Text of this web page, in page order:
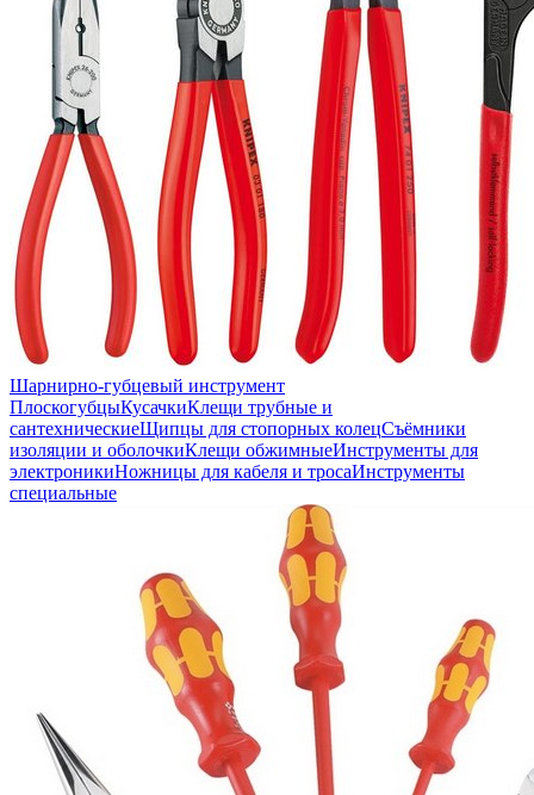
Шарнирно-губцевый инструмент
ПлоскогубцыКусачкиКлещи трубные и
сантехническиеЩипцы для стопорных колецСъёмники
изоляции и оболочкиКлещи обжимныеИнструменты для
электроникиНожницы для кабеля и тросаИнструменты
специальные